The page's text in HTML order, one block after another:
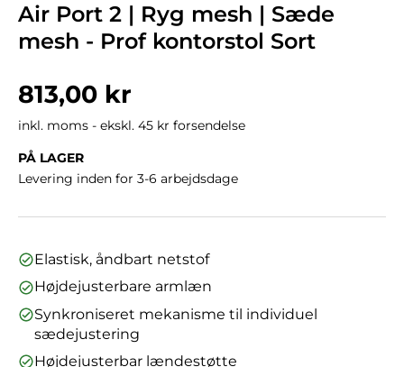
Air Port 2 | Ryg mesh | Sæde
mesh - Prof kontorstol Sort
Normalpris
813,00 kr
inkl. moms - ekskl. 45 kr forsendelse
PÅ LAGER
Levering inden for 3-6 arbejdsdage
Elastisk, åndbart netstof
Højdejusterbare armlæn
Synkroniseret mekanisme til individuel
sædejustering
Højdejusterbar lændestøtte